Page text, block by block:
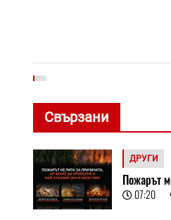
Свързани
ДРУГИ
Пожарът
07:20